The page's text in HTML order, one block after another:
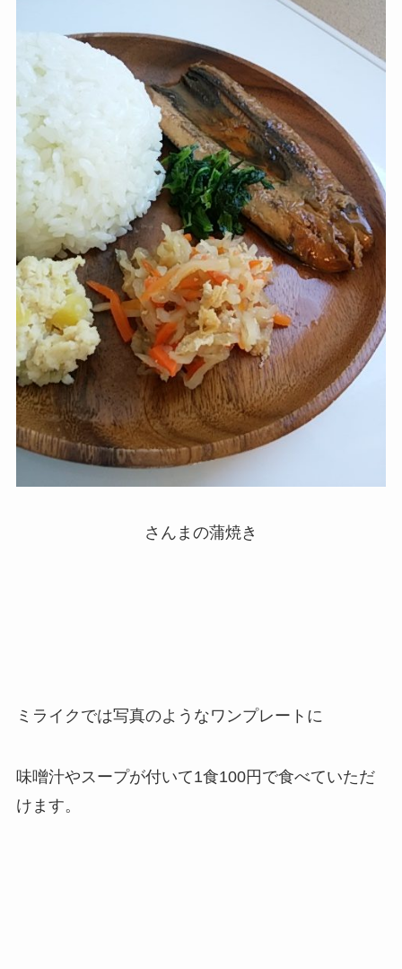
さんまの蒲焼き
ミライクでは写真のようなワンプレートに
味噌汁やスープが付いて1食100円で食べていただ
けます。